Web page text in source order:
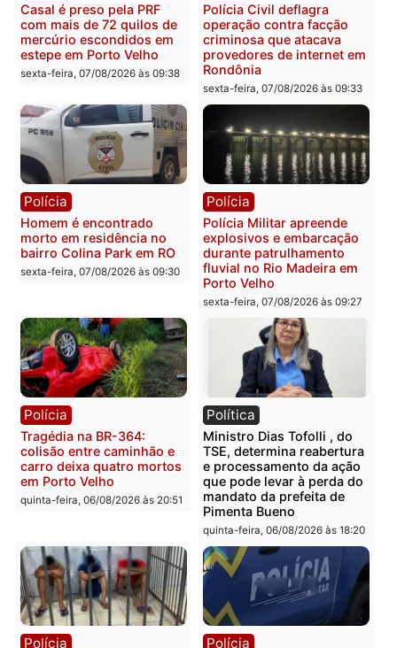
2 MILHÕES – Unnesa
apresenta documentos
que comprovam
transparência e legalidade
na operação alvo da PF
Polícia Federal apreende
400 quilos de drogas e
prende motorista em RO
sexta-feira, 07/08/2026 às
Polícia
Casal é preso pela PRF
com mais de 72 quilos de
mercúrio escondidos em
sexta-feira, 07/08/2026 às 09:38
Polícia
Polícia Civil deflagra
operação contra facção
criminosa que atacava
provedores de internet
Rondônia
sexta-feira, 07/08/2026 às
Polícia
Homem é encontrado
morto em residência no
Polícia
Polícia Militar apreende
explosivos e
durante patrulhamento
fluvial no Rio Madeira em
Porto Velho
sexta-feira, 07/08/2026 às